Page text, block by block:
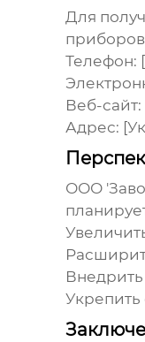
Для
приборов
Телефон:
Веб-сайт:
Адрес:
ООО '